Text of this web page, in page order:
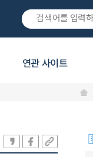
연관 사이트